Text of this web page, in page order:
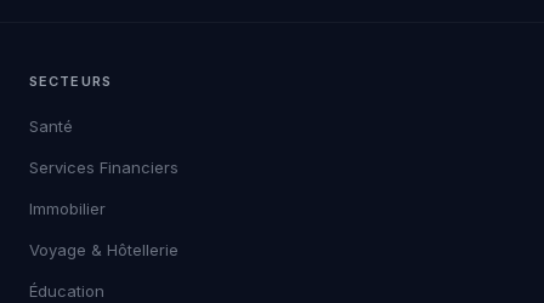
SECTEURS
Santé
Services Financiers
Immobilier
Voyage & Hôtellerie
Éducation